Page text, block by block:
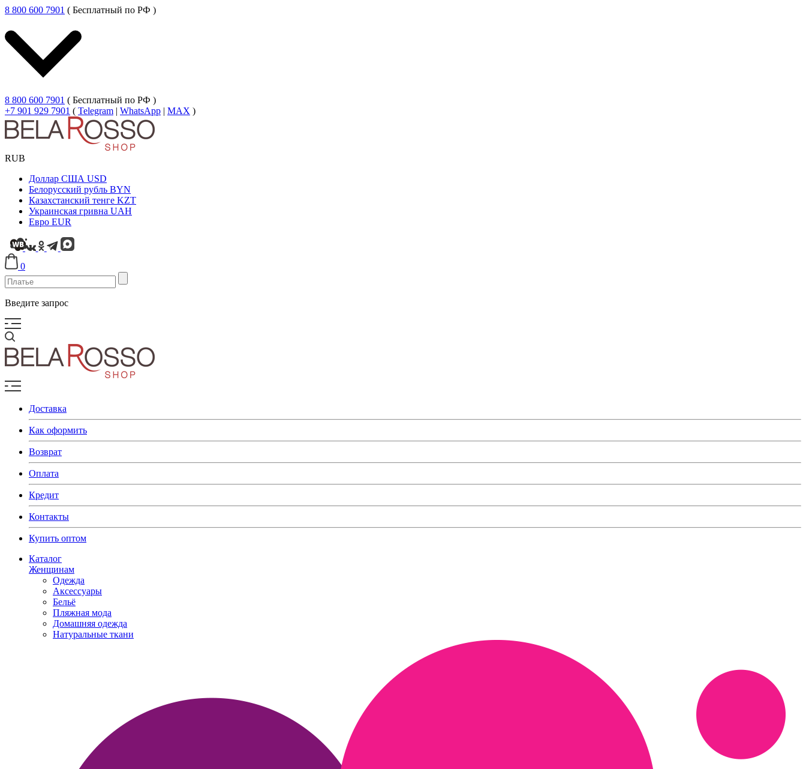
8 800 600 7901 ( Бесплатный по РФ )
8 800 600 7901 ( Бесплатный по РФ )
+7 901 929 7901 ( Telegram | WhatsApp | MAX )
RUB
Доллар США USD
Белорусский рубль BYN
Казахстанский тенге KZT
Украинская гривна UAH
Евро EUR
0
Введите запрос
Доставка
Как оформить
Возврат
Оплата
Кредит
Контакты
Купить оптом
Каталог
Женщинам
Одежда
Аксессуары
Бельё
Пляжная мода
Домашняя одежда
Натуральные ткани